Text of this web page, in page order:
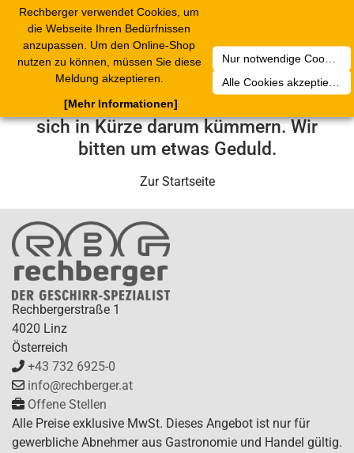
Rechberger verwendet Cookies, um
die Webseite Ihren Bedürfnissen
anzupassen. Um den Online-Shop
nutzen zu können, müssen Sie diese
Meldung akzeptieren.
Nur notwendige Cookies akzeptieren
Alle Cookies akzeptieren
[Mehr Informationen]
Leider ist ein technischer Fehler
aufgetreten. Unser Service-Team wird
sich in Kürze darum kümmern. Wir
bitten um etwas Geduld.
Zur Startseite
Rechbergerstraße 1
4020 Linz
Österreich
+43 732 6925-0
info@rechberger.at
Offene Stellen
Alle Preise exklusive MwSt. Dieses Angebot ist nur für
gewerbliche Abnehmer aus Gastronomie und Handel gültig.